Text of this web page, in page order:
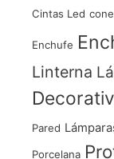
Cintas Led
Enchufe
Linterna
Pared
Porcelana